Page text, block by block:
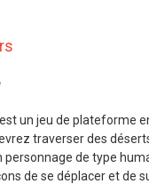
un jeu de plateforme
traverser des
personnage de type
de se déplacer et de